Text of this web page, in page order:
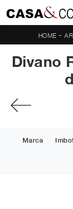
HOME -
Divano
Marca